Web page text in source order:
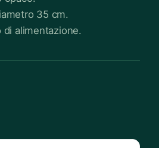
35 cm.
di alimentazione.